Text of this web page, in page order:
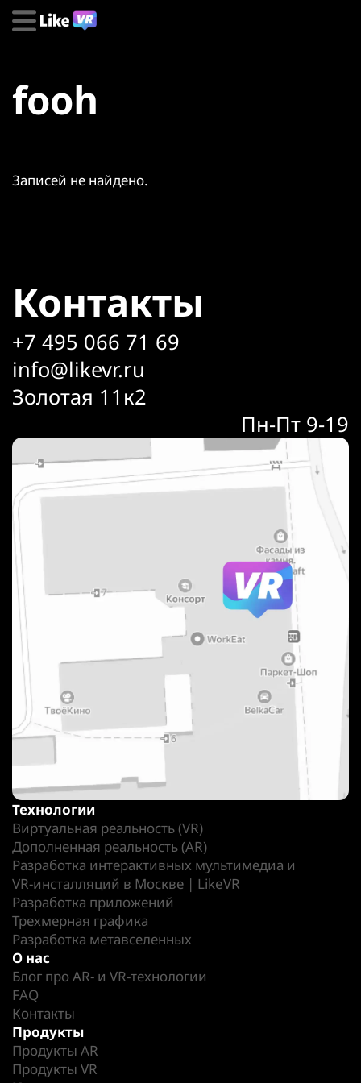
fooh
Записей не найдено.
Контакты
+7 495 066 71 69
info@likevr.ru
Золотая 11к2
Пн-Пт 9-19
Технологии
Виртуальная реальность (VR)
Дополненная реальность (AR)
Разработка интерактивных мультимедиа и
VR-инсталляций в Москве | LikeVR
Разработка приложений
Трехмерная графика
Разработка метавселенных
О нас
Блог про AR- и VR-технологии
FAQ
Контакты
Продукты
Продукты AR
Продукты VR